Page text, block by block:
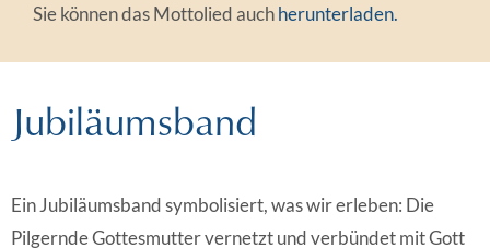
Sie können das Mottolied auchherunterladen.
Jubiläumsband
Ein Jubiläumsband symbolisiert, was wir erleben: Die
Pilgernde Gottesmutter vernetzt und verbündet mit Gott